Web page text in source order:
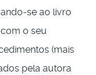
se ao livro
o seu
(mais
pela autora